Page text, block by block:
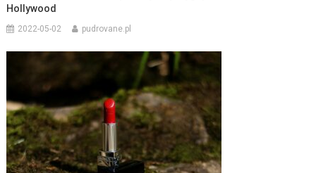
Hollywood
2022-05-02 pudrovane.pl